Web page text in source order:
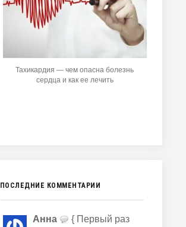
Тахикардия — чем опасна болезнь
сердца и как ее лечить
ПОСЛЕДНИЕ КОММЕНТАРИИ
Анна
{ Первый раз